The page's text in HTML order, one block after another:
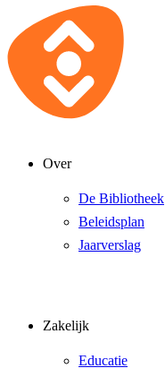
Over
De Bibliotheek
Beleidsplan
Jaarverslag
Zakelijk
Educatie